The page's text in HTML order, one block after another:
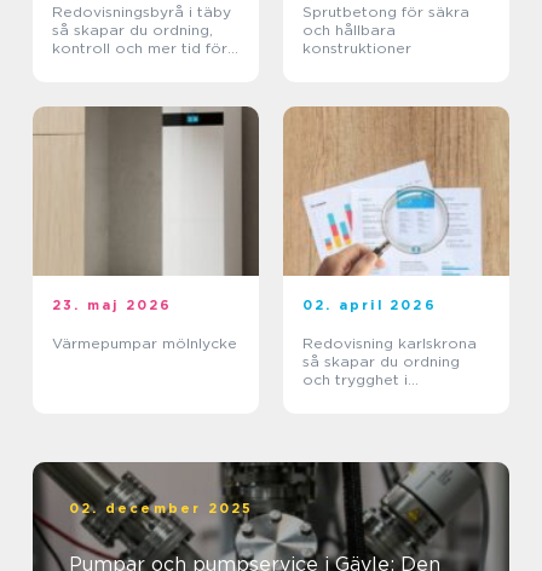
Redovisningsbyrå i täby
så skapar du ordning,
kontroll och mer tid för
Sprutbetong för säkra
och hållbara
konstruktioner
23. maj 2026
Värmepumpar mölnlycke
02. april 2026
Redovisning karlskrona
så skapar du ordning
och trygghet i
02. december 2025
Pumpar och pumpservice i Gävle: Den